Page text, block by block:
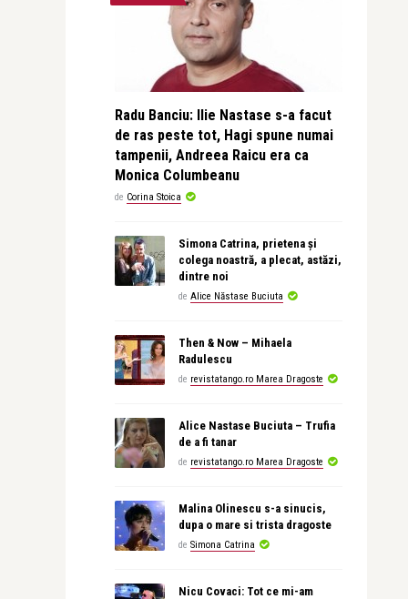
Radu Banciu: Ilie Nastase s-a facut
de ras peste tot, Hagi spune numai
tampenii, Andreea Raicu era ca
Monica Columbeanu
de Corina Stoica
Simona Catrina, prietena și
colega noastră, a plecat, astăzi,
dintre noi
de Alice Năstase Buciuta
Then & Now – Mihaela
Radulescu
de revistatango.ro Marea Dragoste
Alice Nastase Buciuta – Trufia
de a fi tanar
de revistatango.ro Marea Dragoste
Malina Olinescu s-a sinucis,
dupa o mare si trista dragoste
de Simona Catrina
Nicu Covaci: Tot ce mi-am